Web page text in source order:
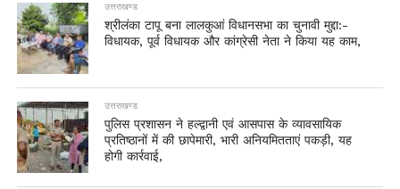
उत्तराखण्ड
श्रीलंका टापू बना लालकुआं विधानसभा का चुनावी मुद्दा:-
विधायक, पूर्व विधायक और कांग्रेसी नेता ने किया यह काम,
उत्तराखण्ड
पुलिस प्रशासन ने हल्द्वानी एवं आसपास के व्यावसायिक
प्रतिष्ठानों में की छापेमारी, भारी अनियमितताएं पकड़ी, यह
होगी कार्रवाई,